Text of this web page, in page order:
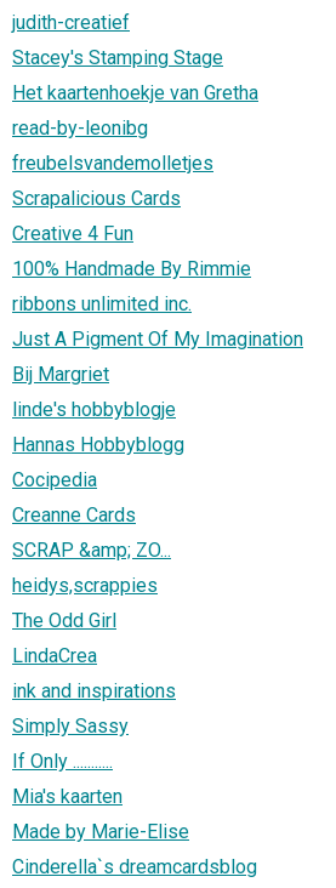
judith-creatief
Stacey's Stamping Stage
Het kaartenhoekje van Gretha
read-by-leonibg
freubelsvandemolletjes
Scrapalicious Cards
Creative 4 Fun
100% Handmade By Rimmie
ribbons unlimited inc.
Just A Pigment Of My Imagination
Bij Margriet
linde's hobbyblogje
Hannas Hobbyblogg
Cocipedia
Creanne Cards
SCRAP &amp; ZO...
heidys,scrappies
The Odd Girl
LindaCrea
ink and inspirations
Simply Sassy
If Only ...........
Mia's kaarten
Made by Marie-Elise
Cinderella`s dreamcardsblog